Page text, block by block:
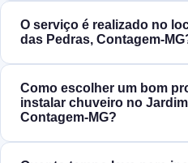
O serviço é realizado no
das Pedras,
Como escolher um bom
instalar chuveiro no
Contagem‑MG?